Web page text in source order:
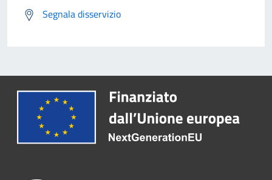
Segnala disservizio